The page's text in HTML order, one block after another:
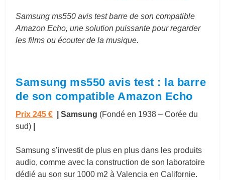
Samsung ms550 avis test barre de son compatible
Amazon Echo, une solution puissante pour regarder
les films ou écouter de la musique.
Samsung ms550 avis test : la barre
de son compatible Amazon Echo
Prix 245 € | Samsung (Fondé en 1938 – Corée du
sud)
Samsung s’investit de plus en plus dans les produits
audio, comme avec la construction de son laboratoire
dédié au son sur 1000 m2 à Valencia en Californie.